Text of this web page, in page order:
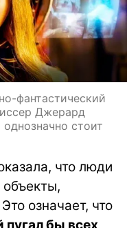
фантастический
Джерард
стоит
что люди
означает, что